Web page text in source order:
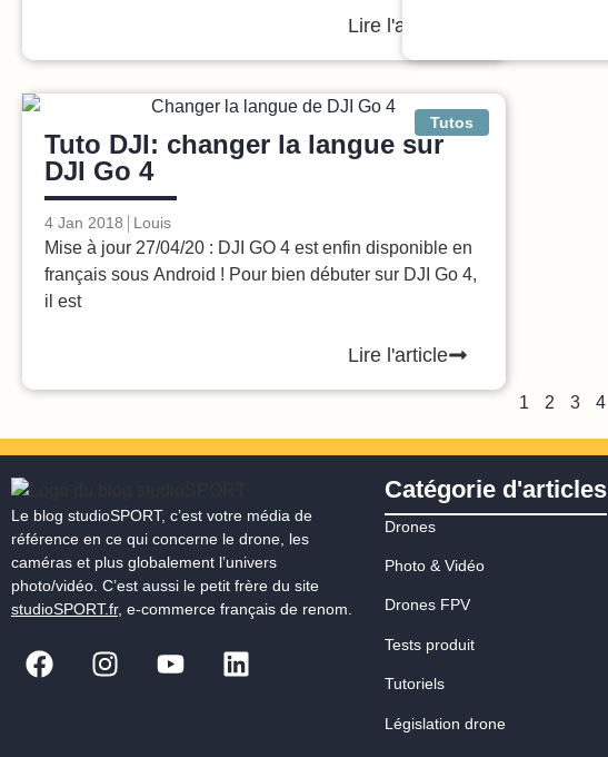
Lire l'article
Tutos
Tuto DJI: changer la langue sur
DJI Go 4
4 Jan 2018 Louis
Mise à jour 27/04/20 : DJI GO 4 est enfin disponible en
français sous Android ! Pour bien débuter sur DJI Go 4,
il est
Lire l'article
1 2 3 4
Le blog studioSPORT, c’est votre média de
référence en ce qui concerne le drone, les
caméras et plus globalement l’univers
photo/vidéo. C’est aussi le petit frère du site
studioSPORT.fr, e-commerce français de renom.
Catégorie d'articles
Drones
Photo & Vidéo
Drones FPV
Tests produit
Tutoriels
Législation drone